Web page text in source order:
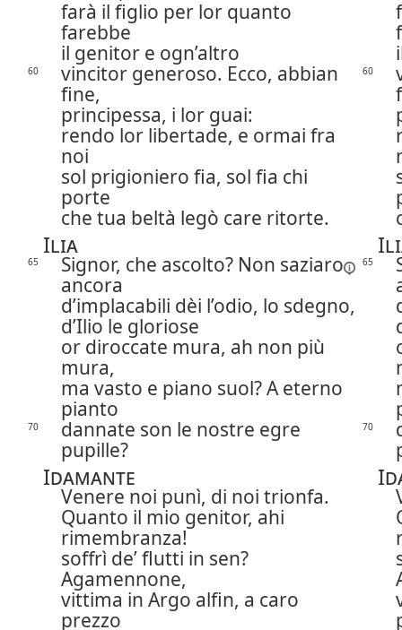
farà il figlio per lor quanto
farebbe
il genitor e ogn’altro
60
vincitor generoso. Ecco, abbian
fine,
60
principessa, i lor guai:
rendo lor libertade, e ormai fra
noi
sol prigioniero fia, sol fia chi
porte
che tua beltà legò care ritorte.
Ilia
65 Signor, che ascolto? Non saziaro
ancora
65
d’implacabili dèi l’odio, lo sdegno,
d’Ilio le gloriose
or diroccate mura, ah non più
mura,
ma vasto e piano suol? A eterno
pianto
70
dannate son le nostre egre
pupille?
70
Idamante
Venere noi punì, di noi trionfa.
Quanto il mio genitor, ahi
rimembranza!
soffrì de’ flutti in sen?
Agamennone,
vittima in Argo alfin, a caro
prezzo